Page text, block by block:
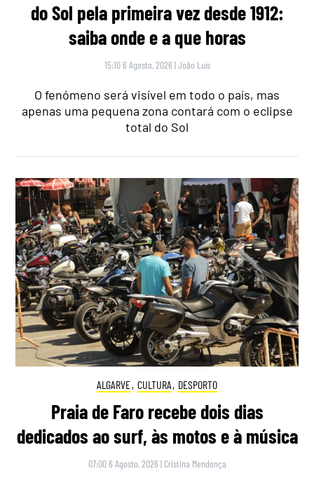
do Sol pela primeira vez desde 1912:
saiba onde e a que horas
15:10 6 Agosto, 2026 |João Luís
O fenómeno será visível em todo o país, mas
apenas uma pequena zona contará com o eclipse
total do Sol
ALGARVE, CULTURA, DESPORTO
Praia de Faro recebe dois dias
dedicados ao surf, às motos e à música
07:00 6 Agosto, 2026 | Cristina Mendonça